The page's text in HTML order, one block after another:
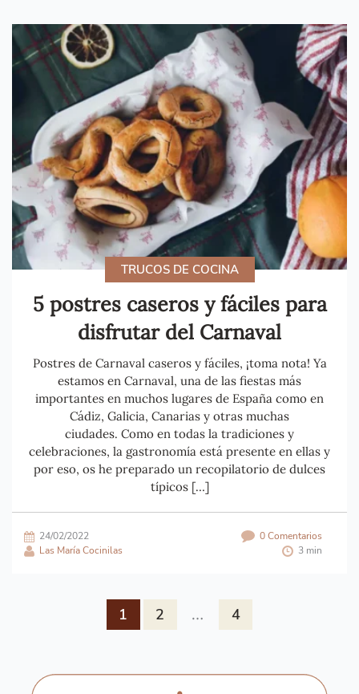
TRUCOS DE COCINA
5 postres caseros y fáciles para
disfrutar del Carnaval
Postres de Carnaval caseros y fáciles, ¡toma nota! Ya
estamos en Carnaval, una de las fiestas más
importantes en muchos lugares de España como en
Cádiz, Galicia, Canarias y otras muchas
ciudades. Como en todas la tradiciones y
celebraciones, la gastronomía está presente en ellas y
por eso, os he preparado un recopilatorio de dulces
típicos […]
24/02/2022
0 Comentarios
Las María Cocinilas
3 min
1 2 … 4